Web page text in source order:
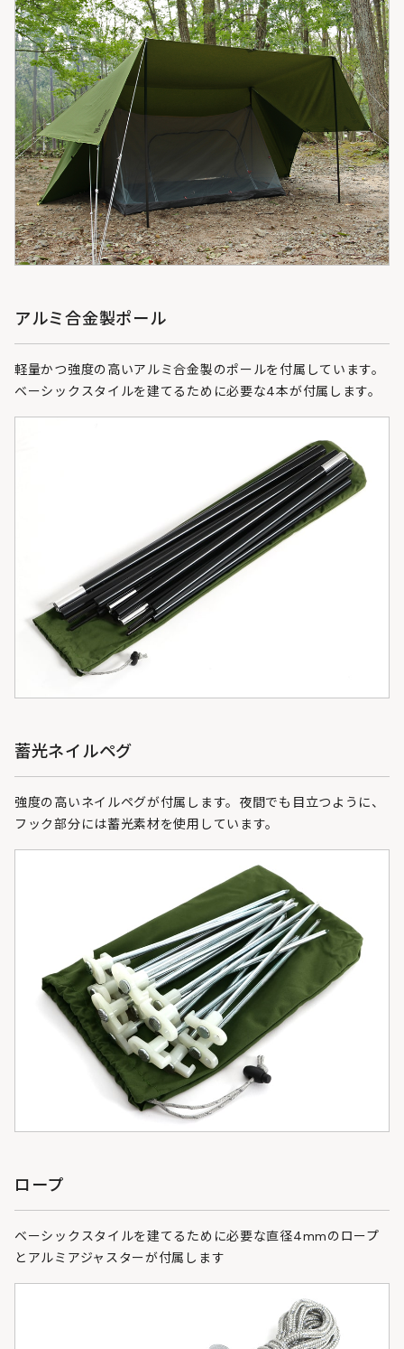
アルミ合金製ポール
軽量かつ強度の高いアルミ合金製のポールを付属しています。
ベーシックスタイルを建てるために必要な4本が付属します。
蓄光ネイルペグ
強度の高いネイルペグが付属します。夜間でも目立つように、
フック部分には蓄光素材を使用しています。
ロープ
ベーシックスタイルを建てるために必要な直径4mmのロープ
とアルミアジャスターが付属します